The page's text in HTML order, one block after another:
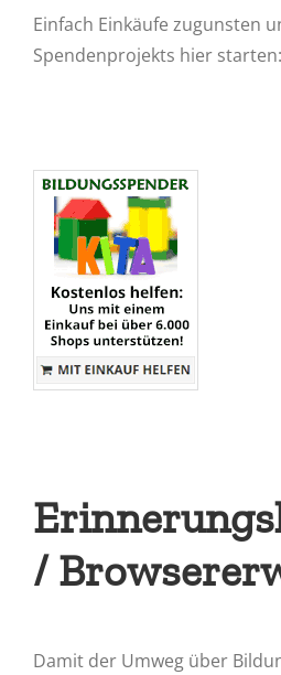
Einfach Einkäufe zugunsten
Spendenprojekts hier starten:
/
Damit der Umweg über